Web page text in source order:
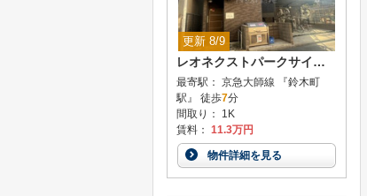
更新 8/9
レオネクストパークサイド伊勢町
最寄駅： 京急大師線 『鈴木町
駅』 徒歩7分
間取り： 1K
賃料： 11.3万円
物件詳細を見る